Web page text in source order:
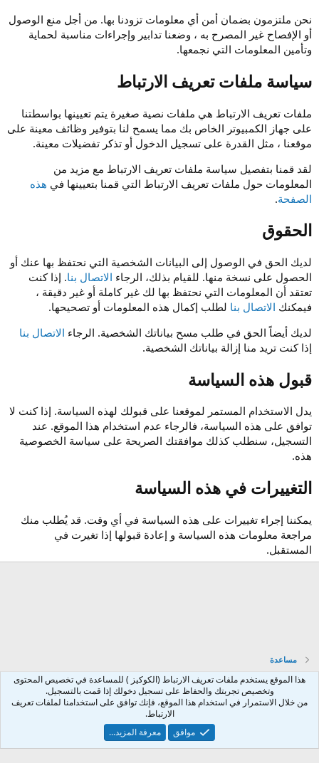
نحن ملتزمون بضمان أمن أي معلومات تزودنا بها. من أجل منع الوصول
أو الإفصاح غير المصرح به ، وضعنا تدابير وإجراءات مناسبة لحماية
وتأمين المعلومات التي نجمعها.
سياسة ملفات تعريف الارتباط
ملفات تعريف الارتباط هي ملفات نصية صغيرة يتم تعيينها بواسطتنا
على جهاز الكمبيوتر الخاص بك مما يسمح لنا بتوفير وظائف معينة على
موقعنا ، مثل القدرة على تسجيل الدخول أو تذكر تفضيلات معينة.
لقد قمنا بتفصيل سياسة ملفات تعريف الارتباط مع مزيد من
المعلومات حول ملفات تعريف الارتباط التي قمنا بتعيينها في هذه
الصفحة.
الحقوق
لديك الحق في الوصول إلى البيانات الشخصية التي نحتفظ بها عنك أو
الحصول على نسخة منها. للقيام بذلك، الرجاء الاتصال بنا. إذا كنت
تعتقد أن المعلومات التي نحتفظ بها لك غير كاملة أو غير دقيقة ،
فيمكنك الاتصال بنا لطلب إكمال هذه المعلومات أو تصحيحها.
لديك أيضاً الحق في طلب مسح بياناتك الشخصية. الرجاء الاتصال بنا
إذا كنت تريد منا إزالة بياناتك الشخصية.
قبول هذه السياسة
يدل الاستخدام المستمر لموقعنا على قبولك لهذه السياسة. إذا كنت لا
توافق على هذه السياسة، فالرجاء عدم استخدام هذا الموقع. عند
التسجيل، سنطلب كذلك موافقتك الصريحة على سياسة الخصوصية
هذه.
التغييرات في هذه السياسة
يمكننا إجراء تغييرات على هذه السياسة في أي وقت. قد يُطلب منك
مراجعة معلومات هذه السياسة و إعادة قبولها إذا تغيرت في
المستقبل.
مساعدة
إتصل بنا
الشروط والقوانين سياسة الخصوصية مساعدة الرئيسية
Community platform by XenForo® © 2010-2025 XenForo Ltd.
هذا الموقع يستخدم ملفات تعريف الارتباط (الكوكيز ) للمساعدة في تخصيص المحتوى
وتخصيص تجربتك والحفاظ على تسجيل دخولك إذا قمت بالتسجيل.
من خلال الاستمرار في استخدام هذا الموقع، فإنك توافق على استخدامنا لملفات تعريف
الارتباط.
موافق
معرفة المزيد...